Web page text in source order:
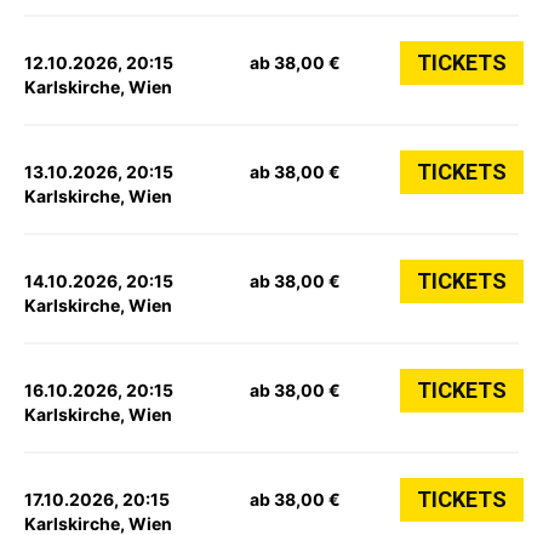
12.10.2026, 20:15
Karlskirche, Wien
ab 38,00 € TICKETS
13.10.2026, 20:15
Karlskirche, Wien
ab 38,00 € TICKETS
14.10.2026, 20:15
Karlskirche, Wien
ab 38,00 € TICKETS
16.10.2026, 20:15
Karlskirche, Wien
ab 38,00 € TICKETS
17.10.2026, 20:15
Karlskirche, Wien
ab 38,00 € TICKETS